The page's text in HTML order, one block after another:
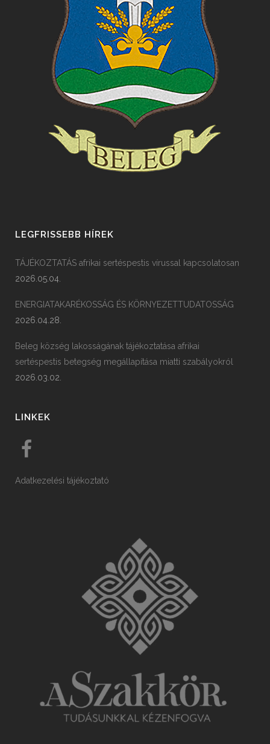
LEGFRISSEBB HÍREK
TÁJÉKOZTATÁS afrikai sertéspestis vírussal kapcsolatosan
2026.05.04.
ENERGIATAKARÉKOSSÁG ÉS KÖRNYEZETTUDATOSSÁG
2026.04.28.
Beleg község lakosságának tájékoztatása afrikai
sertéspestis betegség megállapítása miatti szabályokról
2026.03.02.
LINKEK
Adatkezelési tájékoztató